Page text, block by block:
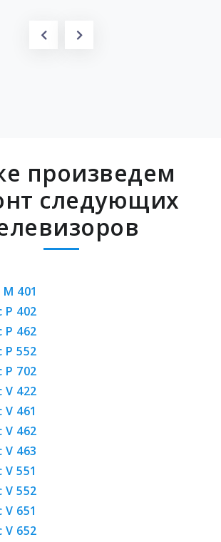
произведем
следующих
M 401
P 402
P 462
P 552
P 702
V 422
V 461
V 462
V 463
V 551
V 552
V 651
V 652